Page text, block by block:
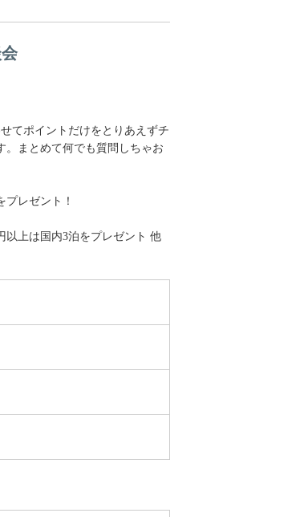
てポイントだけをとりあえずチ
。まとめて何でも質問しちゃお
レゼント！
以上は国内3泊をプレゼント 他